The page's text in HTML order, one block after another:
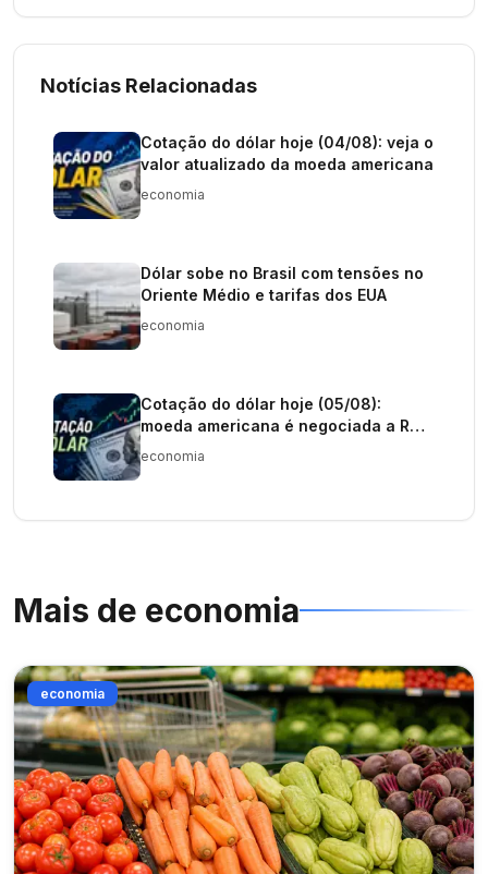
Notícias Relacionadas
Cotação do dólar hoje (04/08): veja o
valor atualizado da moeda americana
economia
Dólar sobe no Brasil com tensões no
Oriente Médio e tarifas dos EUA
economia
Cotação do dólar hoje (05/08):
moeda americana é negociada a R$
5,12 nesta quarta-feira
economia
Mais de economia
economia